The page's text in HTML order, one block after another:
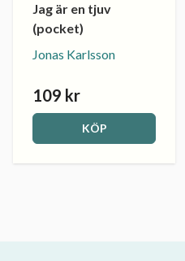
Jag är en tjuv
(pocket)
Jonas Karlsson
109 kr
KÖP